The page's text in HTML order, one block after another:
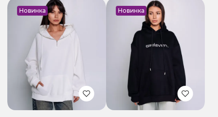
Новинка Новинка